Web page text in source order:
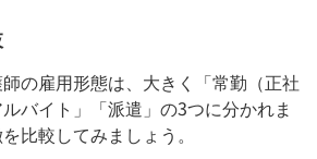
の雇用形態は、大きく「常勤（正社
バイト」「派遣」の3つに分かれま
比較してみましょう。